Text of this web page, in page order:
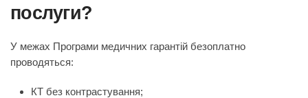
послуги?
У межах Програми медичних гарантій безоплатно
проводяться:
КТ без контрастування;